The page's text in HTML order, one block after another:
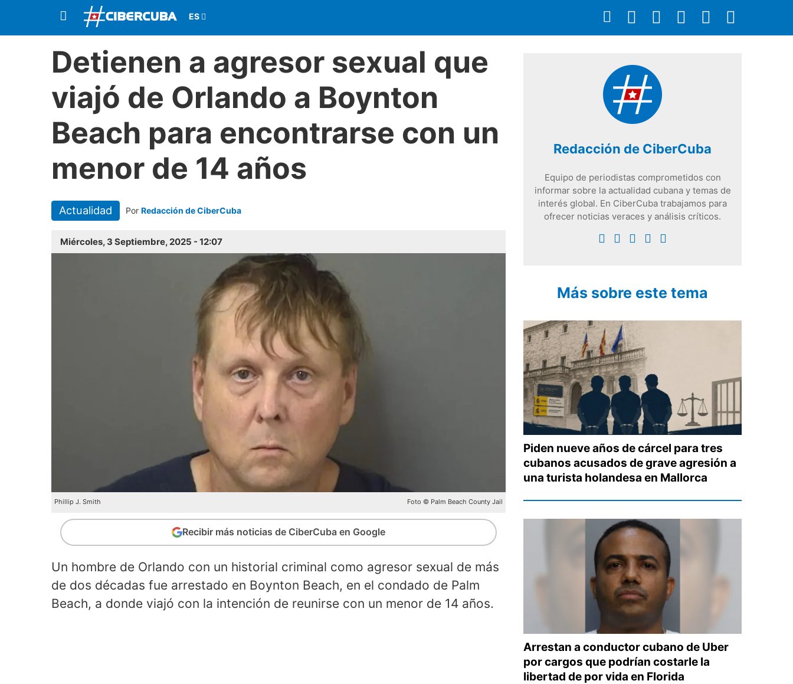
Detienen a agresor sexual que
viajó de Orlando a Boynton
Beach para encontrarse con un
menor de 14 años
Actualidad Por Redacción de CiberCuba
Miércoles, 3 Septiembre, 2025 - 12:07
Phillip J. Smith Foto © Palm Beach County Jail
Recibir más noticias de CiberCuba en Google
Un hombre de Orlando con un historial criminal como agresor sexual de más
de dos décadas fue arrestado en Boynton Beach, en el condado de Palm
Beach, a donde viajó con la intención de reunirse con un menor de 14 años.
Redacción de CiberCuba
Equipo de periodistas comprometidos con
informar sobre la actualidad cubana y temas de
interés global. En CiberCuba trabajamos para
ofrecer noticias veraces y análisis críticos.
Más sobre este tema
Piden nueve años de cárcel para tres
cubanos acusados de grave agresión a
una turista holandesa en Mallorca
Arrestan a conductor cubano de Uber
por cargos que podrían costarle la
libertad de por vida en Florida